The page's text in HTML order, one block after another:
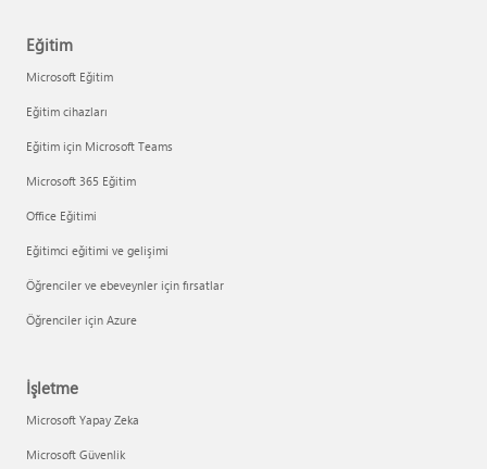
Eğitim
Microsoft Eğitim
Eğitim cihazları
Eğitim için Microsoft Teams
Microsoft 365 Eğitim
Office Eğitimi
Eğitimci eğitimi ve gelişimi
Öğrenciler ve ebeveynler için fırsatlar
Öğrenciler için Azure
İşletme
Microsoft Yapay Zeka
Microsoft Güvenlik